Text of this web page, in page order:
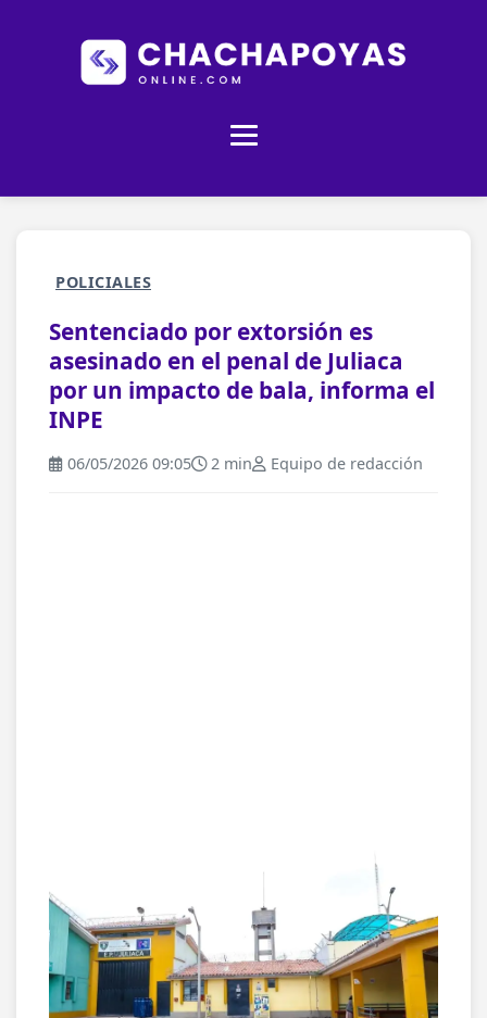
POLICIALES
Sentenciado por extorsión es
asesinado en el penal de Juliaca
por un impacto de bala, informa el
INPE
06/05/2026 09:05 2 min Equipo de redacción